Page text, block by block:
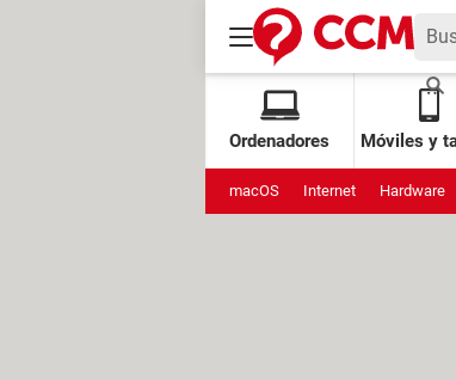
Ordenadores Móviles y
macOS Internet Hardware